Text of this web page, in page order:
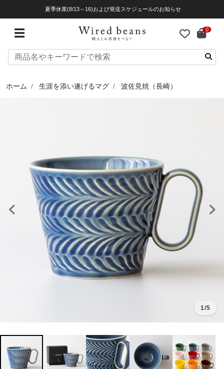
夏季休業(8/13～16)および発送スケジュールのお知らせ
☰ 0
ホーム 生涯を添い遂げるマグ 波佐見焼（長崎）
前へ
1/5